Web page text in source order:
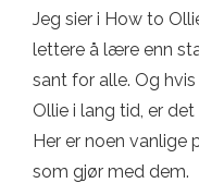
Jeg sier i How to
lettere å lære enn
sant for alle. Og
Ollie i lang tid, er
Her er noen vanlige
som gjør med dem.